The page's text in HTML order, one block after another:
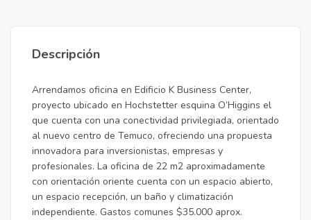
Descripción
Arrendamos oficina en Edificio K Business Center,
proyecto ubicado en Hochstetter esquina O’Higgins el
que cuenta con una conectividad privilegiada, orientado
al nuevo centro de Temuco, ofreciendo una propuesta
innovadora para inversionistas, empresas y
profesionales. La oficina de 22 m2 aproximadamente
con orientación oriente cuenta con un espacio abierto,
un espacio recepción, un baño y climatización
independiente. Gastos comunes $35.000 aprox.